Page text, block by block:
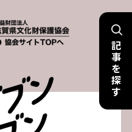
記
事
を
探
す